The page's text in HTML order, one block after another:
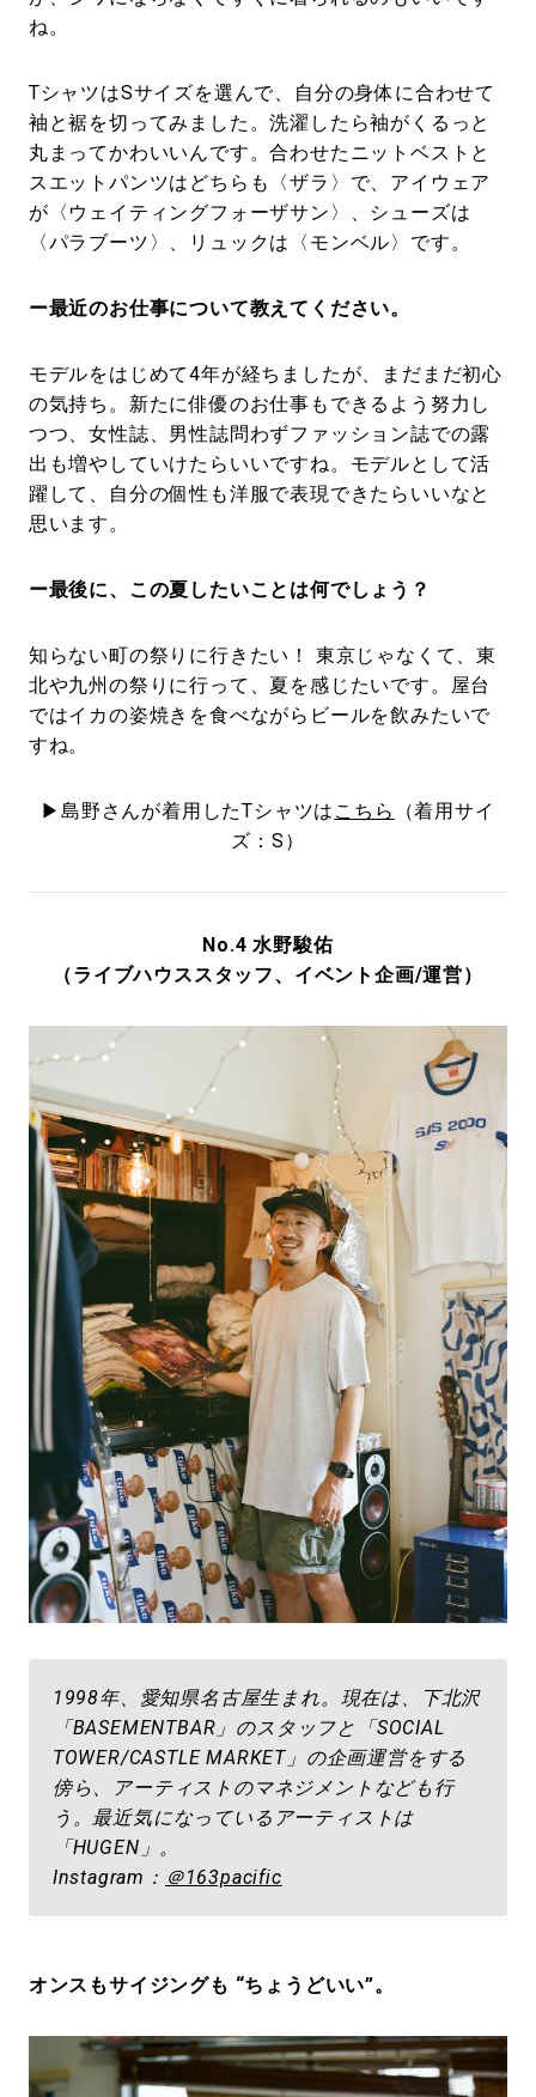
ね。
TシャツはSサイズを選んで、自分の身体に合わせて
袖と裾を切ってみました。洗濯したら袖がくるっと
丸まってかわいいんです。合わせたニットベストと
スエットパンツはどちらも〈ザラ〉で、アイウェア
が〈ウェイティングフォーザサン〉、シューズは
〈パラブーツ〉、リュックは〈モンベル〉です。
ー最近のお仕事について教えてください。
モデルをはじめて4年が経ちましたが、まだまだ初心
の気持ち。新たに俳優のお仕事もできるよう努力し
つつ、女性誌、男性誌問わずファッション誌での露
出も増やしていけたらいいですね。モデルとして活
躍して、自分の個性も洋服で表現できたらいいなと
思います。
ー最後に、この夏したいことは何でしょう？
知らない町の祭りに行きたい！ 東京じゃなくて、東
北や九州の祭りに行って、夏を感じたいです。屋台
ではイカの姿焼きを食べながらビールを飲みたいで
すね。
▶︎島野さんが着用したTシャツは こちら
（着用サイ
ズ：S）
No.4 水野駿佑
（ライブハウススタッフ、イベント企画/運営）
1998年、愛知県名古屋生まれ。現在は、下北沢
「BASEMENTBAR」のスタッフと「SOCIAL
TOWER/CASTLE MARKET」の企画運営をする
傍ら、アーティストのマネジメントなども行
う。最近気になっているアーティストは
「HUGEN」。
Instagram： ＠163pacific
オンスもサイジングも “ちょうどいい”。